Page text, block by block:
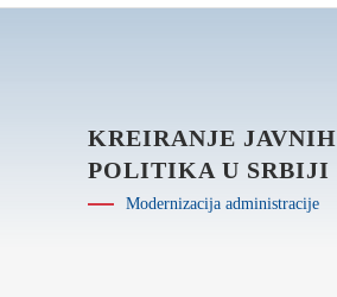
KREIRANJE JAVNIH
POLITIKA U SRBIJI
Modernizacija administracije